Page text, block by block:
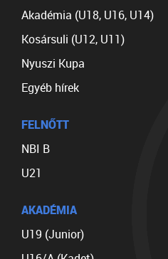
Akadémia (U18, U16, U14)
Kosársuli (U12, U11)
Nyuszi Kupa
Egyéb hírek
FELNŐTT
NBI B
U21
AKADÉMIA
U19 (Junior)